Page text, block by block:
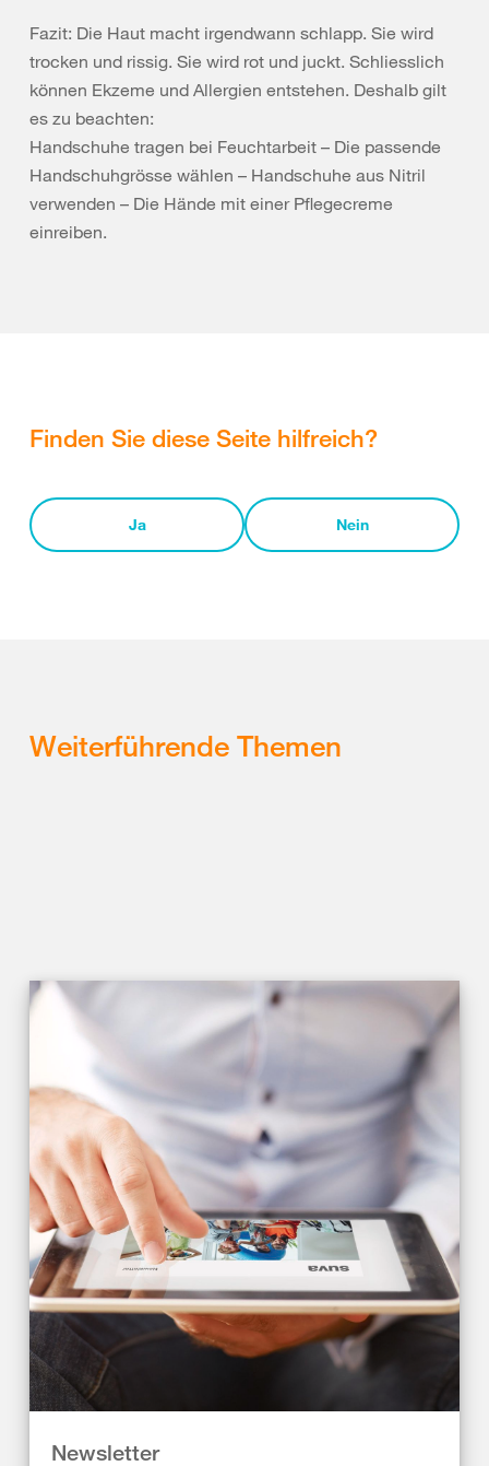
Fazit: Die Haut macht irgendwann schlapp. Sie wird
trocken und rissig. Sie wird rot und juckt. Schliesslich
können Ekzeme und Allergien entstehen. Deshalb gilt
es zu beachten:
Handschuhe tragen bei Feuchtarbeit – Die passende
Handschuhgrösse wählen – Handschuhe aus Nitril
verwenden – Die Hände mit einer Pflegecreme
einreiben.
Finden Sie diese Seite hilfreich?
Ja Nein
Weiterführende Themen
Newsletter